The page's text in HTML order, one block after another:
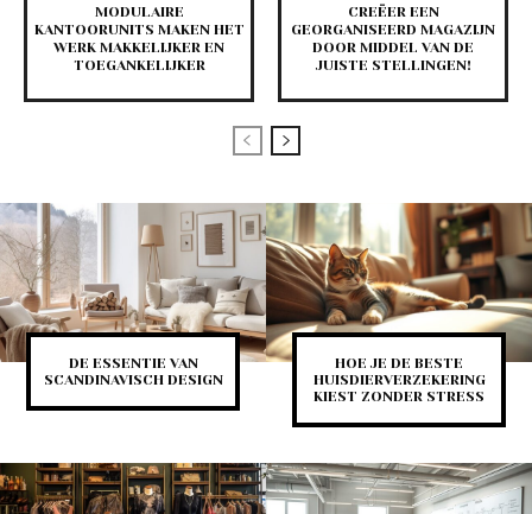
MODULAIRE
KANTOORUNITS MAKEN HET
WERK MAKKELIJKER EN
TOEGANKELIJKER
CREËER EEN
GEORGANISEERD MAGAZIJN
DOOR MIDDEL VAN DE
JUISTE STELLINGEN!
DE ESSENTIE VAN
SCANDINAVISCH DESIGN
HOE JE DE BESTE
HUISDIERVERZEKERING
KIEST ZONDER STRESS